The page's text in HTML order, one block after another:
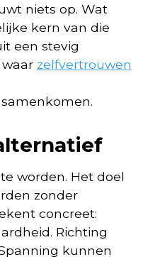
niets op. Wat
kern van die
een stevig
zelfvertrouwen
samenkomen.
worden. Het doel
zonder
concreet:
Richting
kunnen